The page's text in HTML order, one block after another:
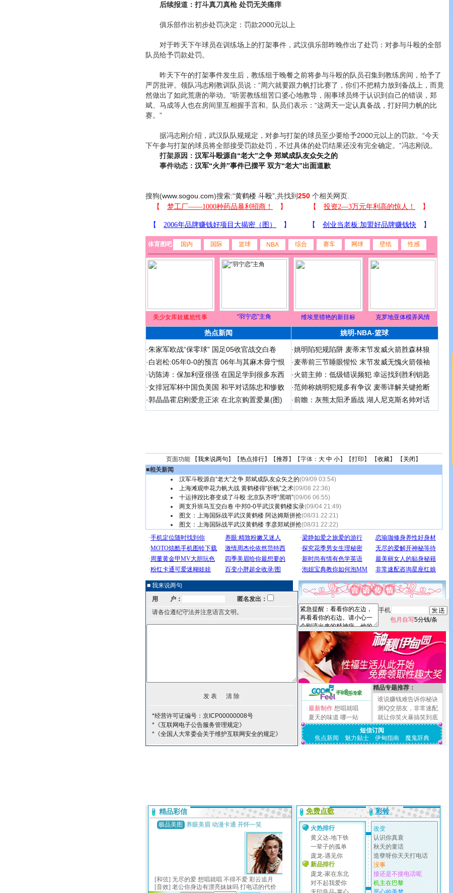
后续报道： 打斗真刀真枪 处罚无关痛痒
俱乐部作出初步处罚决定：罚款2000元以上
对于昨天下午球员在训练场上的打架事件，武汉俱乐部昨晚作出了处罚：对参与斗殴的全部
队员给予罚款处罚。
昨天下午的打架事件发生后，教练组于晚餐之前将参与斗殴的队员召集到教练房间，给予了
严厉批评。领队冯志刚教训队员说：“周六就要跟力帆打比赛了，你们不把精力放到备战上，而竟
然做出了如此荒唐的举动。”听罢教练组苦口婆心地教导，闹事球员终于认识到自己的错误，郑
斌、马成等人也在房间里互相握手言和。队员们表示：“这两天一定认真备战，打好同力帆的比
赛。”
据冯志刚介绍，武汉队队规规定，对参与打架的球员至少要给予2000元以上的罚款。“今天
下午参与打架的球员将全部接受罚款处罚，不过具体的处罚结果还没有完全确定。”冯志刚说。
打架原因： 汉军斗殴源自“老大”之争 郑斌成队友众矢之的
事件动态： 汉军“火并”事件已摆平 双方“老大”出面道歉
搜狗(www.sogou.com)搜索:“黄鹤楼 斗殴”,共找到250 个相关网页.
体育图吧 国内 国际 篮球 NBA 综合 赛车 网球 壁纸 性感
美少女库娃尴尬性事 “羽宁恋”主角 维埃里猎艳的新目标 克罗地亚体模弄风情
热点新闻 姚明-NBA-篮球
·朱家军欧战“保零球” 国足05收官战交白卷
·白岩松:05年0-0的预言 06年与其麻木毋宁恨
·访陈涛：保加利亚很强 在国足学到很多东西
·女排冠军杯中国负美国 和平对话陈忠和惨败
·郭晶晶霍启刚爱意正浓 在北京购置爱巢(图)
·姚明陷犯规陷阱 麦蒂末节发威火箭胜森林狼
·麦蒂前三节睡眼惺忪 末节发威无愧火箭领袖
·火箭主帅：低级错误频犯 幸运找到胜利钥匙
·范帅称姚明犯规多有争议 麦蒂详解关键抢断
·前瞻：灰熊太阳矛盾战 湖人尼克斯名帅对话
页面功能 【我来说两句 】【热点排行】【推荐】【字体： 大 中 小】【打印 】 【收藏】 【 关闭 】
■相关新闻
汉军斗殴源自“老大”之争 郑斌成队友众矢之的(09/09 03:54)
上海滩观申花力帆大战 黄鹤楼得“折帆”之术(09/08 22:36)
十运摔跤比赛变成了斗殴 北京队齐呼“黑哨”(09/06 06:55)
两支升班马互交白卷 中邦0-0平武汉黄鹤楼实录(09/04 21:49)
图文：上海国际战平武汉黄鹤楼 阿达姆斯拼抢(08/31 22:21)
图文：上海国际战平武汉黄鹤楼 李彦郑斌拼抢(08/31 22:22)
■ 我来说两句
用 户：
匿名发出：
请各位遵纪守法并注意语言文明。
*经营许可证编号：京ICP00000008号
*《互联网电子公告服务管理规定》
*《全国人大常委会关于维护互联网安全的规定》
手机
包月自写5分钱/条
最新制作 想唱就唱
夏天的味道 哪一站
精品专题推荐：
谁说赚钱难告诉你秘诀
测IQ交朋友，非常速配
就让你笑火暴搞笑到底
短信订阅
焦点新闻
魅力贴士 伊甸指南 魔鬼辞典